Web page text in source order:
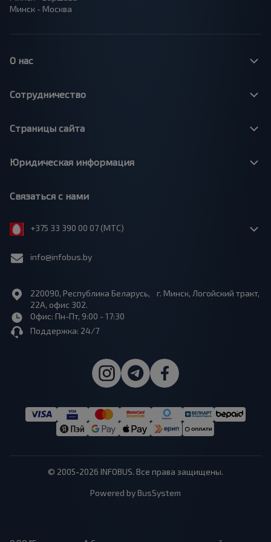
Минск - Москва
О нас
Сотрудничество
Страницы сайта
Юридическая информация
Связаться с нами
+375 33 390 00 07 (МТС)
info@infobus.by
220090, Республика Беларусь, г. Минск, Логойский тракт,
22А, офис 302.
Офис: Пн-Пт, 9:00 - 17:30
Поддержка: 24/7
© 2005-2026 INFOBUS. Все права защищены.
Powered by BusSystem